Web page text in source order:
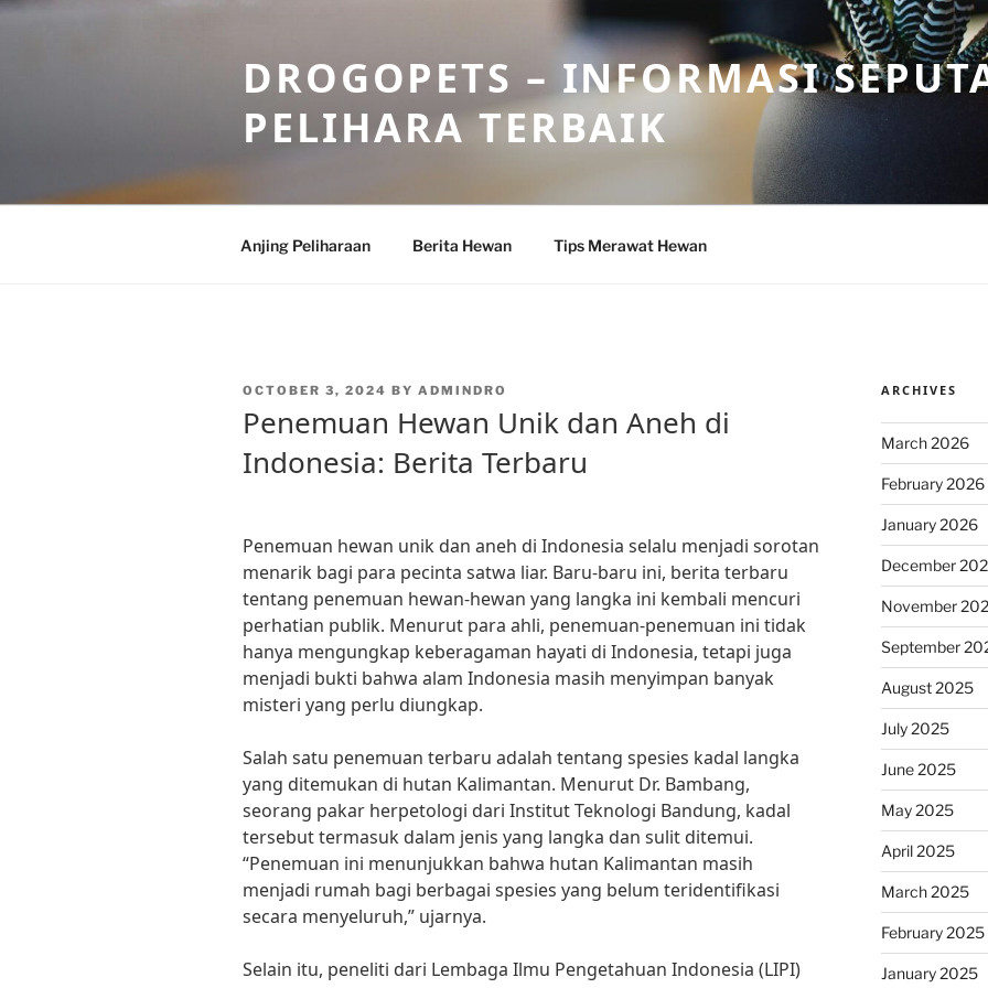
Skip
DROGOPETS – INFORMASI
PELIHARA TERBAIK
Anjing Peliharaan Berita Hewan Tips Merawat Hewan
POSTED
OCTOBER 3, 2024 BY ADMINDRO
Penemuan Hewan Unik dan Aneh di
Indonesia: Berita Terbaru
Penemuan hewan unik dan aneh di Indonesia selalu menjadi sorotan
menarik bagi para pecinta satwa liar. Baru-baru ini, berita terbaru
tentang penemuan hewan-hewan yang langka ini kembali mencuri
perhatian publik. Menurut para ahli, penemuan-penemuan ini tidak
hanya mengungkap keberagaman hayati di Indonesia, tetapi juga
menjadi bukti bahwa alam Indonesia masih menyimpan banyak
misteri yang perlu diungkap.
Salah satu penemuan terbaru adalah tentang spesies kadal langka
yang ditemukan di hutan Kalimantan. Menurut Dr. Bambang,
seorang pakar herpetologi dari Institut Teknologi Bandung, kadal
tersebut termasuk dalam jenis yang langka dan sulit ditemui.
“Penemuan ini menunjukkan bahwa hutan Kalimantan masih
menjadi rumah bagi berbagai spesies yang belum teridentifikasi
secara menyeluruh,” ujarnya.
Selain itu, peneliti dari Lembaga Ilmu Pengetahuan Indonesia (LIPI)
ARCHIVES
March 2026
February 2026
January 2026
December
November
September
August 2025
July 2025
June 2025
May 2025
April 2025
March 2025
February 2025
January 2025